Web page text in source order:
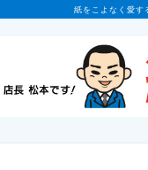
紙をこよなく愛す